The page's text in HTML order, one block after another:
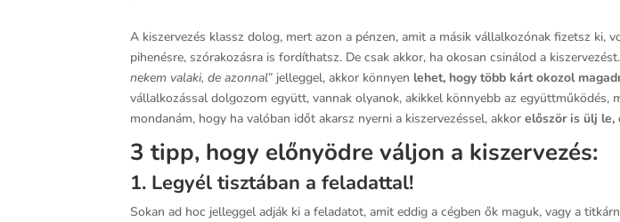
A kiszervezés klassz dolog, mert azon a pénzen, amit a másik vállalkozónak fizetsz ki,
pihenésre, szórakozásra is fordíthatsz. De csak akkor, ha okosan csinálod a
nekem valaki, de azonnal” jelleggel, akkor könnyen lehet, hogy több kárt okozol
vállalkozással dolgozom együtt, vannak olyanok, akikkel könnyebb az
mondanám, hogy ha valóban időt akarsz nyerni a kiszervezéssel, akkorelőször is ülj le,
3 tipp, hogy előnyödre váljon a kiszervezés:
1. Legyél tisztában a feladattal!
Sokan ad hoc jelleggel adják ki a feladatot, amit eddig a cégben ők maguk, vagy a